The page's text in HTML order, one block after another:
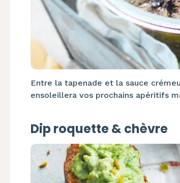
Entre la tapenade et la sauce
ensoleillera vos prochains apéritifs
Dip roquette & chèvre